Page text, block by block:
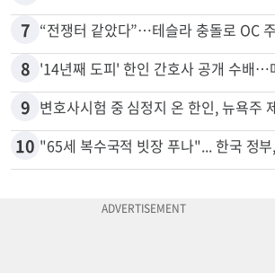
7 “전쟁터 같았다”…테슬라 충돌로 OC
8 '14년째 도피' 한인 간호사 공개 수배…
9 변호사시험 중 심정지 온 한인, 뉴욕주
10